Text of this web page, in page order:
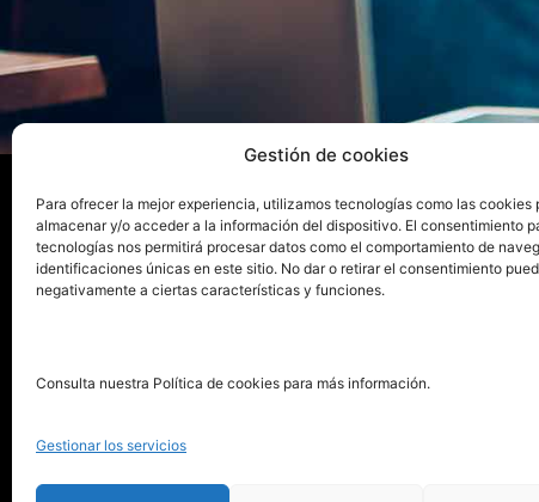
Gestión de cookies
Para ofrecer la mejor experiencia, utilizamos tecnologías como las cookies
almacenar y/o acceder a la información del dispositivo. El consentimiento
tecnologías nos permitirá procesar datos como el comportamiento de
identificaciones únicas en este sitio. No dar o retirar el consentimiento
negativamente a ciertas características y funciones.
Consulta nuestra Política de cookies para más información.
Gestionar los servicios622 843 306
info@puntorojolibros.com
La